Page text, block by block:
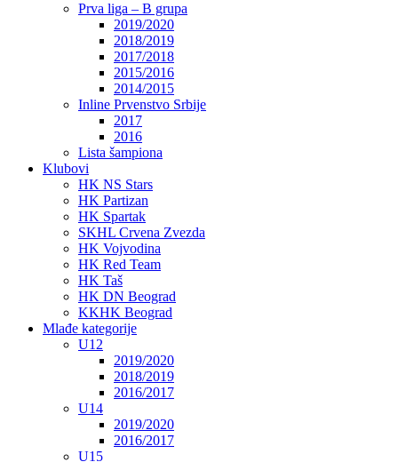
Prva liga – B grupa
2019/2020
2018/2019
2017/2018
2015/2016
2014/2015
Inline Prvenstvo Srbije
2017
2016
Lista šampiona
Klubovi
HK NS Stars
HK Partizan
HK Spartak
SKHL Crvena Zvezda
HK Vojvodina
HK Red Team
HK Taš
HK DN Beograd
KKHK Beograd
Mlađe kategorije
U12
2019/2020
2018/2019
2016/2017
U14
2019/2020
2016/2017
U15